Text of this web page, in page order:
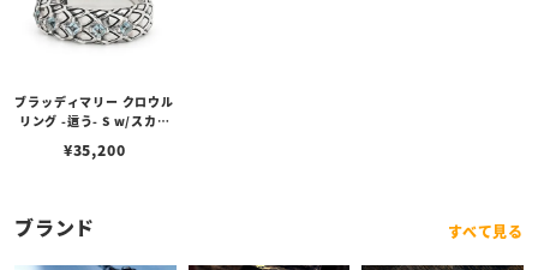
ブラッディマリー クロウル
リング -這う- S w/スカイ
¥35,200
ブランド すべて見る